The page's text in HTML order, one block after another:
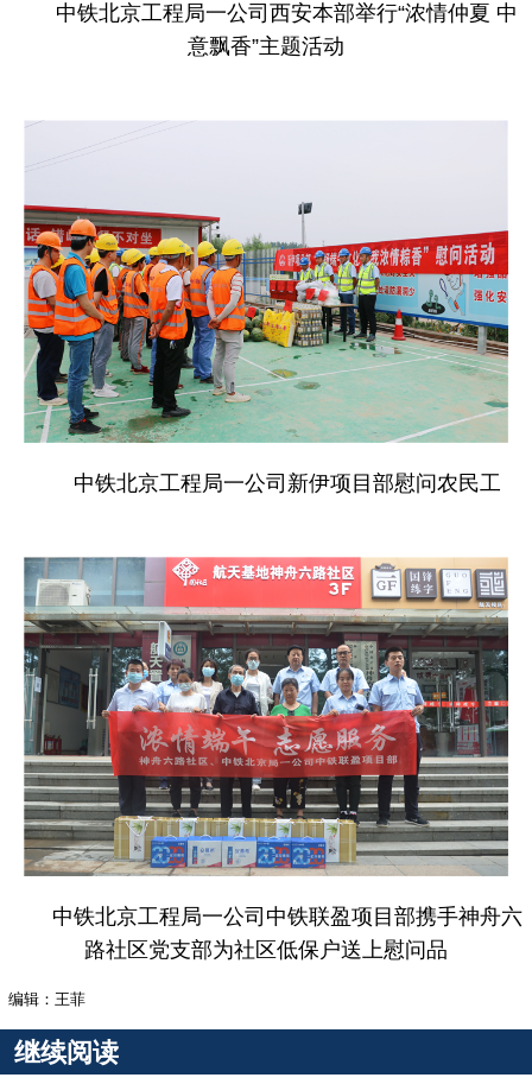
中铁北京工程局一公司西安本部举行“浓情仲夏 中
意飘香”主题活动
中铁北京工程局一公司新伊项目部慰问农民工
中铁北京工程局一公司中铁联盈项目部携手神舟六
路社区党支部为社区低保户送上慰问品
编辑：王菲
继续阅读